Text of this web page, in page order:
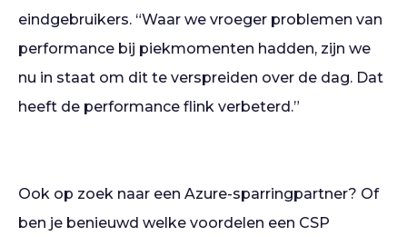
eindgebruikers. “Waar we vroeger problemen van
performance bij piekmomenten hadden, zijn we
nu in staat om dit te verspreiden over de dag. Dat
heeft de performance flink verbeterd.”
Ook op zoek naar een Azure-sparringpartner? Of
ben je benieuwd welke voordelen een CSP